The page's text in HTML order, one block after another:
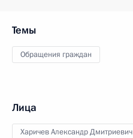
Темы
Обращения граждан
Лица
Харичев Александр Дмитриевич